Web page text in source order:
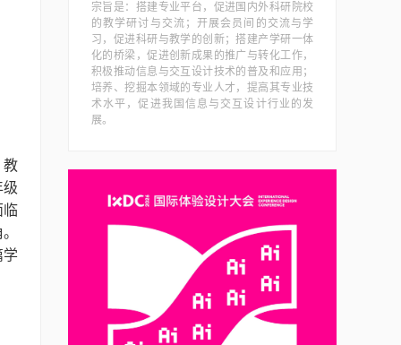
教
级
临
学
宗旨是：搭建专业平台，促进国内外科研院校
的教学研讨与交流；开展会员间的交流与学
习，促进科研与教学的创新；搭建产学研一体
化的桥梁，促进创新成果的推广与转化工作，
积极推动信息与交互设计技术的普及和应用；
培养、挖掘本领域的专业人才，提高其专业技
术水平，促进我国信息与交互设计行业的发
展。